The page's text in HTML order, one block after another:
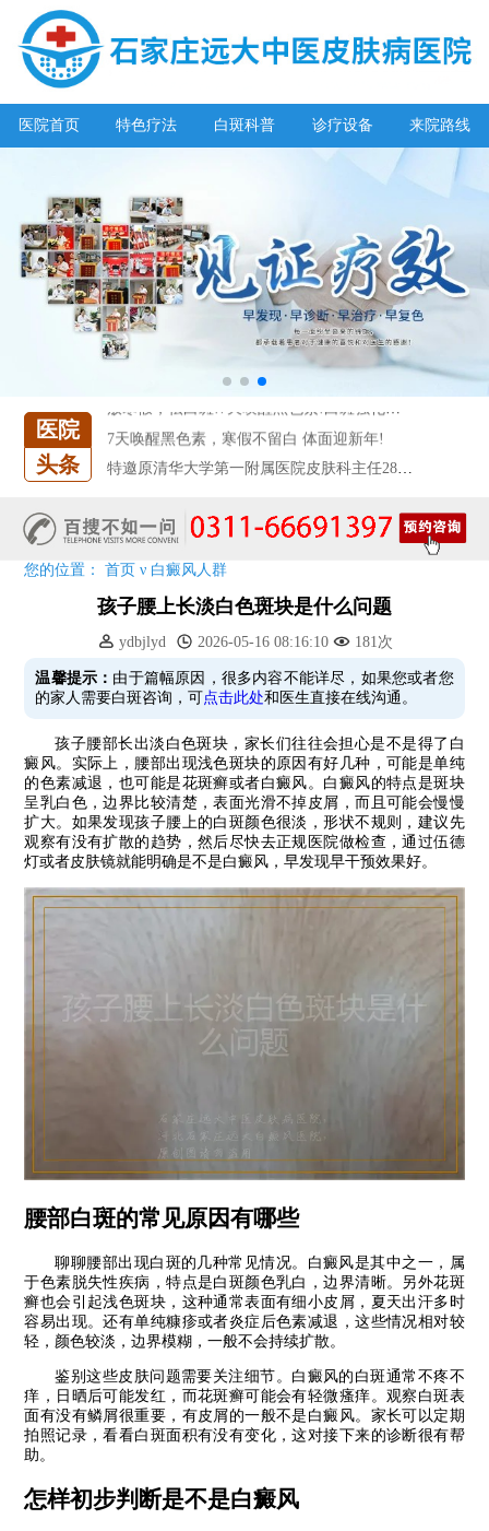
医院首页 特色疗法 白斑科普 诊疗设备 来院路线
医院
头条
恭贺伍德镜检查系统成功落户!暑期超强福利点击领取!
【世界白癜风日】白斑0元普查，更有多重福利千万别错过!
欢乐六一 “粽”享端午——彩绘童画世界 留住美丽瞬间
五一关爱全民皮肤健康，到院领取价值2240元白斑诊疗金!
清明小长假，2022春季白斑抗复发诊疗援助活动开启!
放寒假，祛白斑!7天唤醒黑色素!白斑强化诊疗进行中!
7天唤醒黑色素，寒假不留白 体面迎新年!
特邀原清华大学第一附属医院皮肤科主任28-29日来院会诊
恭贺伍德镜检查系统成功落户!暑期超强福利点击领取!
您的位置：首页 ν 白癜风人群
孩子腰上长淡白色斑块是什么问题
ydbjlyd 2026-05-16 08:16:10 181次
温馨提示： 由于篇幅原因，很多内容不能详尽，如果您或者您
的家人需要白斑咨询，可点击此处和医生直接在线沟通。
孩子腰部长出淡白色斑块，家长们往往会担心是不是得了白
癜风。实际上，腰部出现浅色斑块的原因有好几种，可能是单纯
的色素减退，也可能是花斑癣或者白癜风。白癜风的特点是斑块
呈乳白色，边界比较清楚，表面光滑不掉皮屑，而且可能会慢慢
扩大。如果发现孩子腰上的白斑颜色很淡，形状不规则，建议先
观察有没有扩散的趋势，然后尽快去正规医院做检查，通过伍德
灯或者皮肤镜就能明确是不是白癜风，早发现早干预效果好。
腰部白斑的常见原因有哪些
聊聊腰部出现白斑的几种常见情况。白癜风是其中之一，属
于色素脱失性疾病，特点是白斑颜色乳白，边界清晰。另外花斑
癣也会引起浅色斑块，这种通常表面有细小皮屑，夏天出汗多时
容易出现。还有单纯糠疹或者炎症后色素减退，这些情况相对较
轻，颜色较淡，边界模糊，一般不会持续扩散。
鉴别这些皮肤问题需要关注细节。白癜风的白斑通常不疼不
痒，日晒后可能发红，而花斑癣可能会有轻微瘙痒。观察白斑表
面有没有鳞屑很重要，有皮屑的一般不是白癜风。家长可以定期
拍照记录，看看白斑面积有没有变化，这对接下来的诊断很有帮
助。
怎样初步判断是不是白癜风